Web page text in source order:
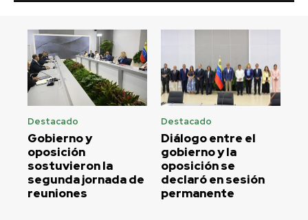
Destacado
Gobierno y
oposición
sostuvieron la
segunda jornada de
reuniones
Destacado
Diálogo entre el
gobierno y la
oposición se
declaró en sesión
permanente